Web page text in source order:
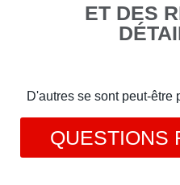
ET DES
D'autres se sont peut-être
QUESTIONS